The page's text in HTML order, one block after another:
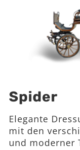
Spider
Elegante
mit den
und moderner